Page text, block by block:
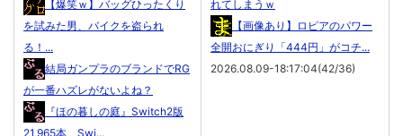
【爆笑ｗ】バッグひったくり
を試みた男、バイクを盗られ
る！...
結局ガンプラのブランドでRG
が一番ハズレがないよね？
『ほの暮しの庭』Switch2版
21,965本、Swi...
れてしまうｗ
【画像あり】ロピアのパワー
全開おにぎり「444円」がコチ...
2026.08.09-18:17:04(42/36)